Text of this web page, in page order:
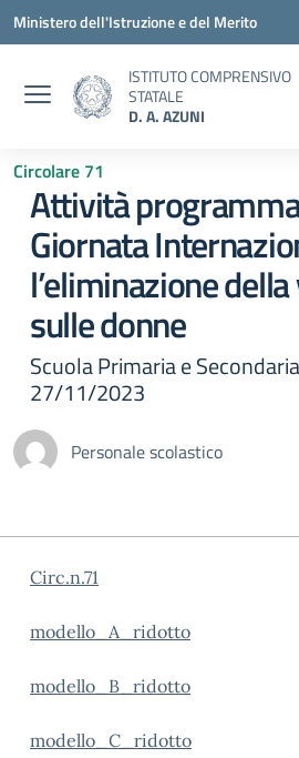
Vai ai contenuti
Vai al menu di navigazione
Vai al footer
Ministero dell'Istruzione e del Merito
ISTITUTO COMPRENSIVO
STATALE
D. A. AZUNI
Circolare 71
Attività
Giornata
l’eliminazione
sulle donne
Scuola Primaria e
27/11/2023
Personale scolastico
Circ.n.71
modello_A_ridotto
modello_B_ridotto
modello_C_ridotto